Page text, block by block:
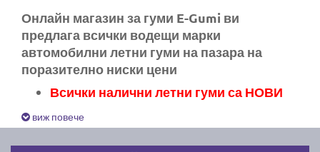
Онлайн магазин за гуми E-Gumi ви
предлага всички водещи марки
автомобилни летни гуми на пазара на
поразително ниски цени
Всички налични летни гуми са НОВИ
Експресна доставка за цяла България
Ние не изпращаме стари гуми
виж повече